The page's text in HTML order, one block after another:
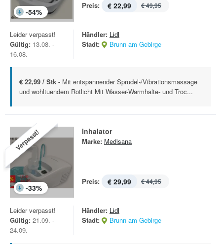
-54%
Preis: € 22,99 € 49,95
Leider verpasst!
Gültig: 13.08. -
16.08.
Händler: Lidl
Stadt:
Brunn am Gebirge
€ 22,99 / Stk - Mit entspannender Sprudel-/Vibrationsmassage
und wohltuendem Rotlicht Mit Wasser-Warmhalte- und Troc...
Verpasst!
-33%
Inhalator
Marke: Medisana
Preis: € 29,99 € 44,95
Leider verpasst!
Gültig: 21.09. -
24.09.
Händler: Lidl
Stadt:
Brunn am Gebirge